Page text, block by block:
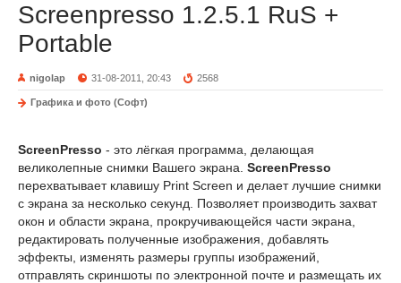
Screenpresso 1.2.5.1 RuS +
Portable
nigolap 31-08-2011, 20:43 2568
Графика и фото (Софт)
ScreenPresso - это лёгкая программа, делающая
великолепные снимки Вашего экрана. ScreenPresso
перехватывает клавишу Print Screen и делает лучшие снимки
с экрана за несколько секунд. Позволяет производить захват
окон и области экрана, прокручивающейся части экрана,
редактировать полученные изображения, добавлять
эффекты, изменять размеры группы изображений,
отправлять скриншоты по электронной почте и размещать их